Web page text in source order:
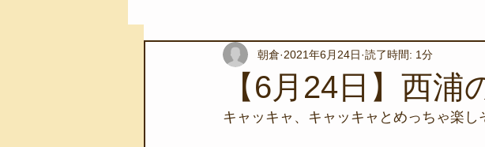
スノーケリングツアー 自然環境保全 ワカメの養殖
伊豆半島ジオパーク サンゴの保全活動
【6月24日】西浦
朝倉 2021年6月24日 読了時間: 1分
キャッキャ、キャッキャとめっちゃ楽し